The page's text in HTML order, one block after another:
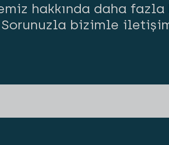
hakkında daha
Sorunuzla bizimle